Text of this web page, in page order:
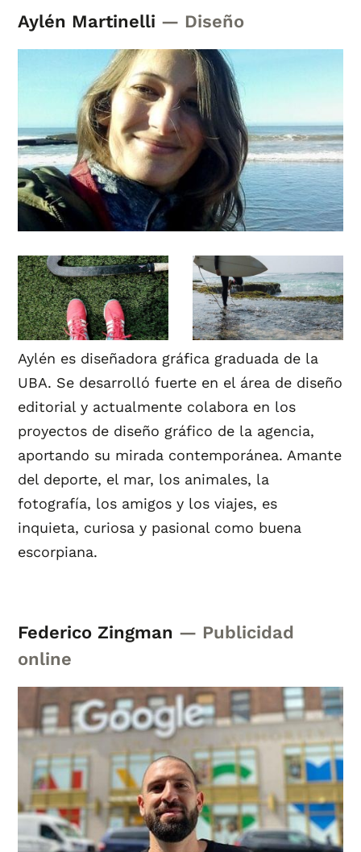
Aylén Martinelli — Diseño
Aylén es diseñadora gráfica graduada de la
UBA. Se desarrolló fuerte en el área de diseño
editorial y actualmente colabora en los
proyectos de diseño gráfico de la agencia,
aportando su mirada contemporánea. Amante
del deporte, el mar, los animales, la
fotografía, los amigos y los viajes, es
inquieta, curiosa y pasional como buena
escorpiana.
Federico Zingman — Publicidad
online